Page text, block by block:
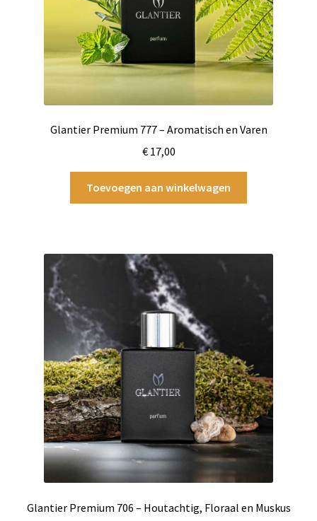
Glantier Premium 777 – Aromatisch en Varen
€17,00
Toevoegen aan winkelwagen
Glantier Premium 706 – Houtachtig, Floraal en Muskus